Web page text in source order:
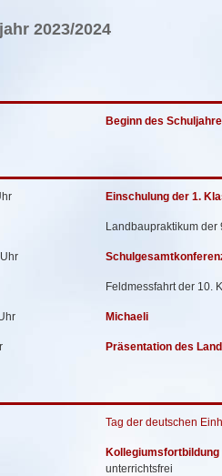
2023/2024
Beginn des
Einschulung der 1.
Landbaupraktikum der
Feldmessfahrt der 10.
Michaeli
Präsentation des
Tag der deutschen
Kollegiumsfortbildung
unterrichtsfrei